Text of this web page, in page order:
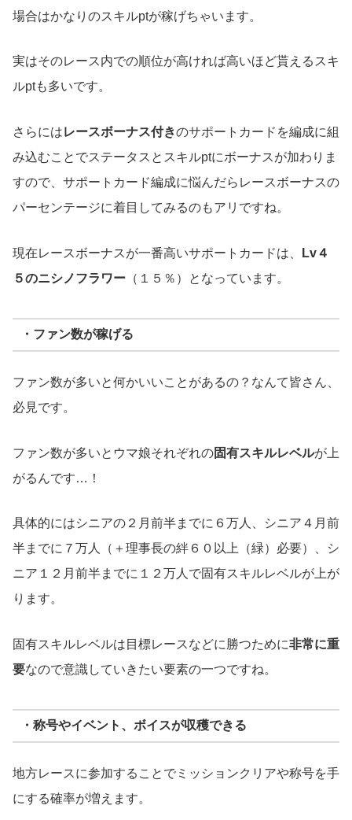
場合はかなりのスキルptが稼げちゃいます。
実はそのレース内での順位が高ければ高いほど貰えるスキ
ルptも多いです。
さらにはレースボーナス付きのサポートカードを編成に組
み込むことでステータスとスキルptにボーナスが加わりま
すので、サポートカード編成に悩んだらレースボーナスの
パーセンテージに着目してみるのもアリですね。
現在レースボーナスが一番高いサポートカードは、
Lv４
５のニシノフラワー （１５％）となっています。
・ファン数が稼げる
ファン数が多いと何かいいことがあるの？なんて皆さん、
必見です。
ファン数が多いとウマ娘それぞれの固有スキルレベルが上
がるんです…！
具体的にはシニアの２月前半までに６万人、シニア４月前
半までに７万人（＋理事長の絆６０以上（緑）必要）、シ
ニア１２月前半までに１２万人で固有スキルレベルが上が
ります。
固有スキルレベルは目標レースなどに勝つために非常に重
要なので意識していきたい要素の一つですね。
・称号やイベント、ボイスが収穫できる
地方レースに参加することでミッションクリアや称号を手
にする確率が増えます。